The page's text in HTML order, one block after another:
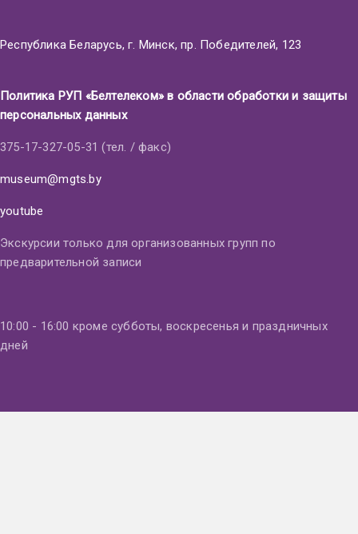
Республика Беларусь, г. Минск, пр. Победителей, 123
Политика РУП «Белтелеком» в области обработки и защиты
персональных данных
375-17-327-05-31 (тел. / факс)
museum@mgts.by
youtube
Экскурсии только для организованных групп по
предварительной записи
10:00 - 16:00 кроме субботы, воскресенья и праздничных
дней